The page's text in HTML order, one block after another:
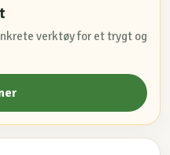
verktøy for et trygt og